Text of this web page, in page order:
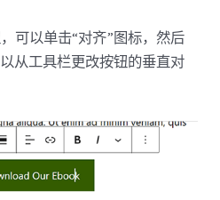
可以单击“对齐”图标，然后
从工具栏更改按钮的垂直对